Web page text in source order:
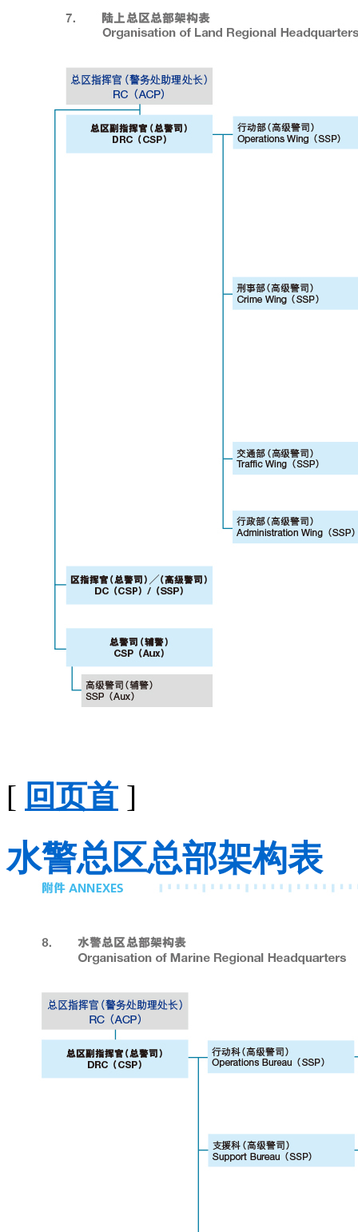
[ 回页首 ]
水警总区总部架构表